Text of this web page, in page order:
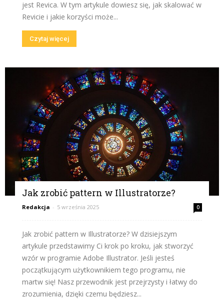
jest Revica. W tym artykule dowiesz się, jak skalować w
Revicie i jakie korzyści może...
Czytaj więcej
Jak zrobić pattern w Illustratorze?
Redakcja - 5 września 2025 0
Jak zrobić pattern w Illustratorze? W dzisiejszym
artykule przedstawimy Ci krok po kroku, jak stworzyć
wzór w programie Adobe Illustrator. Jeśli jesteś
początkującym użytkownikiem tego programu, nie
martw się! Nasz przewodnik jest przejrzysty i łatwy do
zrozumienia, dzięki czemu będziesz...